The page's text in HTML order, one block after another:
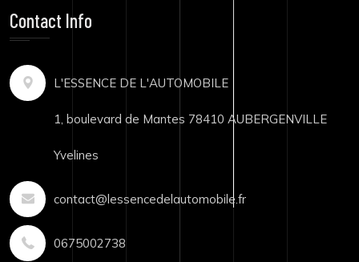
Contact Info
L'ESSENCE DE L'AUTOMOBILE
1, boulevard de Mantes 78410 AUBERGENVILLE
Yvelines
contact@lessencedelautomobile.fr
0675002738